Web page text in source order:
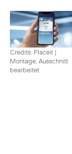
Credits: Placeit |
Montage, Ausschnitt
bearbeitet